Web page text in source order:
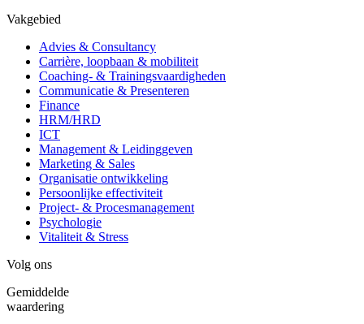
Vakgebied
Advies & Consultancy
Carrière, loopbaan & mobiliteit
Coaching- & Trainingsvaardigheden
Communicatie & Presenteren
Finance
HRM/HRD
ICT
Management & Leidinggeven
Marketing & Sales
Organisatie ontwikkeling
Persoonlijke effectiviteit
Project- & Procesmanagement
Psychologie
Vitaliteit & Stress
Volg ons
Gemiddelde
waardering